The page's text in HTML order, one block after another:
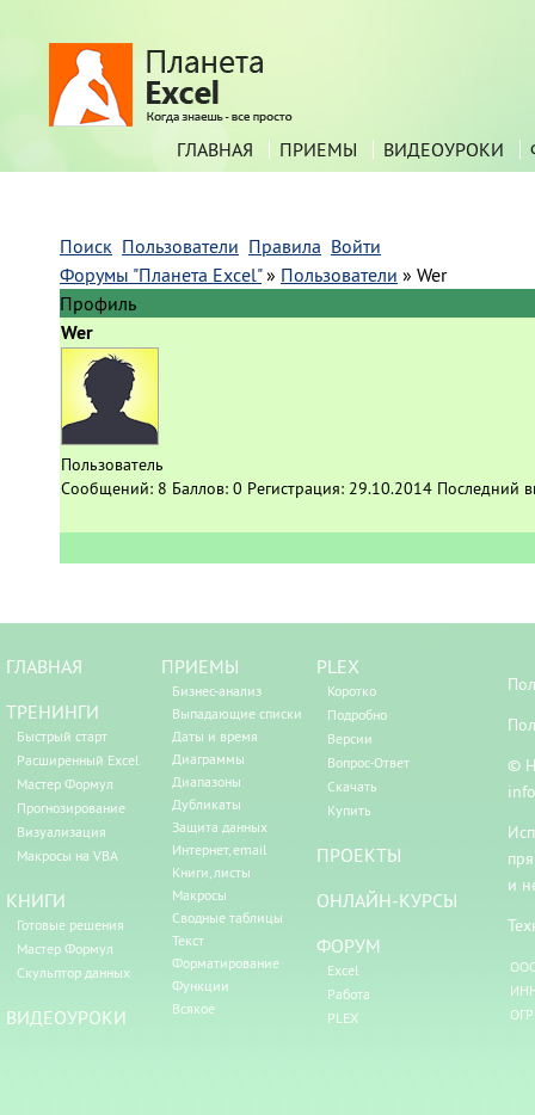
ГЛАВНАЯ ПРИЕМЫ ВИДЕОУРОКИ
Поиск Пользователи Правила Войти
Форумы "Планета Excel" » Пользователи » Wer
Профиль
Wer
Пользователь
Сообщений: 8 Баллов: 0 Регистрация: 29.10.2014 Последний
ГЛАВНАЯ
ТРЕНИНГИ
Быстрый старт
Расширенный Excel
Мастер Формул
Прогнозирование
Визуализация
Макросы на VBA
КНИГИ
Готовые решения
Мастер Формул
Скульптор данных
ВИДЕОУРОКИ
ПРИЕМЫ
Бизнес-анализ
Выпадающие списки
Даты и время
Диаграммы
Диапазоны
Дубликаты
Защита данных
Интернет, email
Книги, листы
Макросы
Сводные таблицы
Текст
Форматирование
Функции
Всякое
PLEX
Коротко
Подробно
Версии
Вопрос-Ответ
Скачать
Купить
ПРОЕКТЫ
ОНЛАЙН-КУРСЫ
ФОРУМ
Excel
Работа
PLEX
©
и